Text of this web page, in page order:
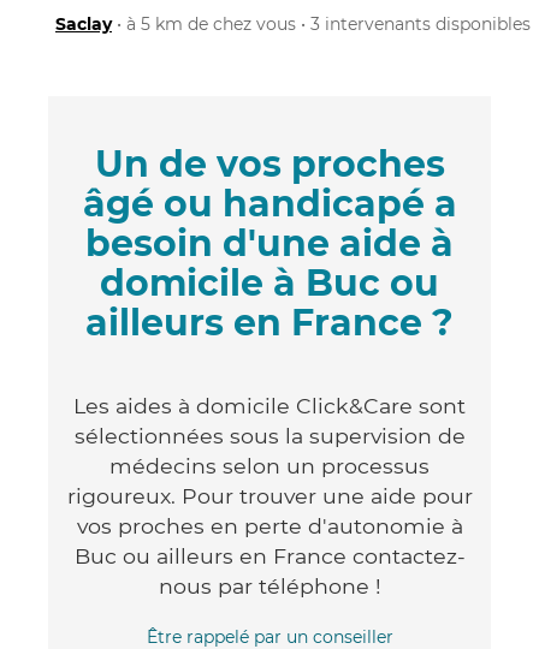
Saclay• à 5 km de chez vous • 3 intervenants disponibles
Un de vos proches
âgé ou handicapé a
besoin d'une aide à
domicile à Buc ou
ailleurs en France ?
Les aides à domicile Click&Care sont
sélectionnées sous la supervision de
médecins selon un processus
rigoureux. Pour trouver une aide pour
vos proches en perte d'autonomie à
Buc ou ailleurs en France contactez-
nous par téléphone !
Être rappelé par un conseiller